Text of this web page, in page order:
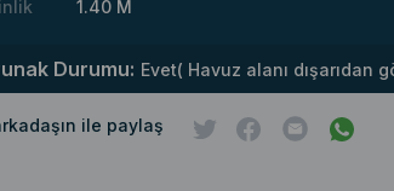
1.40 M
Durumu: Evet( Havuz alanı dışarıdan
ile paylaş